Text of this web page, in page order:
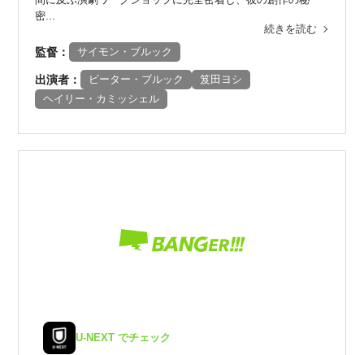
密...
続きを読む
監督： サイモン・ブルック
出演者： ピーター・ブルック
笈田ヨシ
ヘイリー・カミッシェル
U-NEXT でチェック